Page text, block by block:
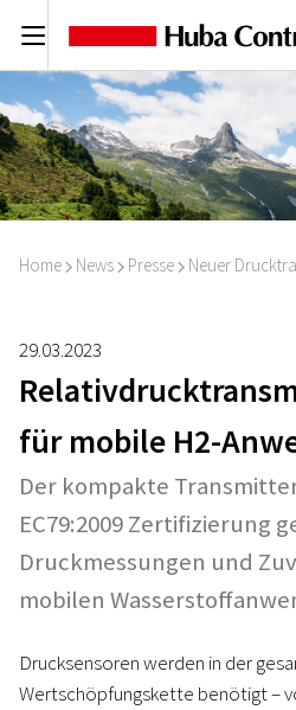
C
Home I News I Presse I Neuer
29.03.2023
für mobile H2-
Der kompakte
EC79:2009 Zertifizierung
Druckmessungen und
mobilen
Drucksensoren werden in der
Wertschöpfungskette benötigt –